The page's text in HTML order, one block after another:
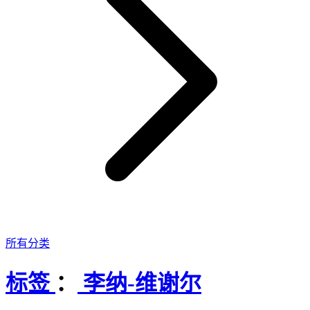
所有分类
标签 ： 李纳-维谢尔